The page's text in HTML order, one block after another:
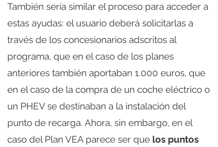
También sería similar el proceso para acceder a
estas ayudas: el usuario deberá solicitarlas a
través de los concesionarios adscritos al
programa, que en el caso de los planes
anteriores también aportaban 1.000 euros, que
en el caso de la compra de un coche eléctrico o
un PHEV se destinaban a la instalación del
punto de recarga. Ahora, sin embargo, en el
caso del Plan VEA parece ser que los puntos